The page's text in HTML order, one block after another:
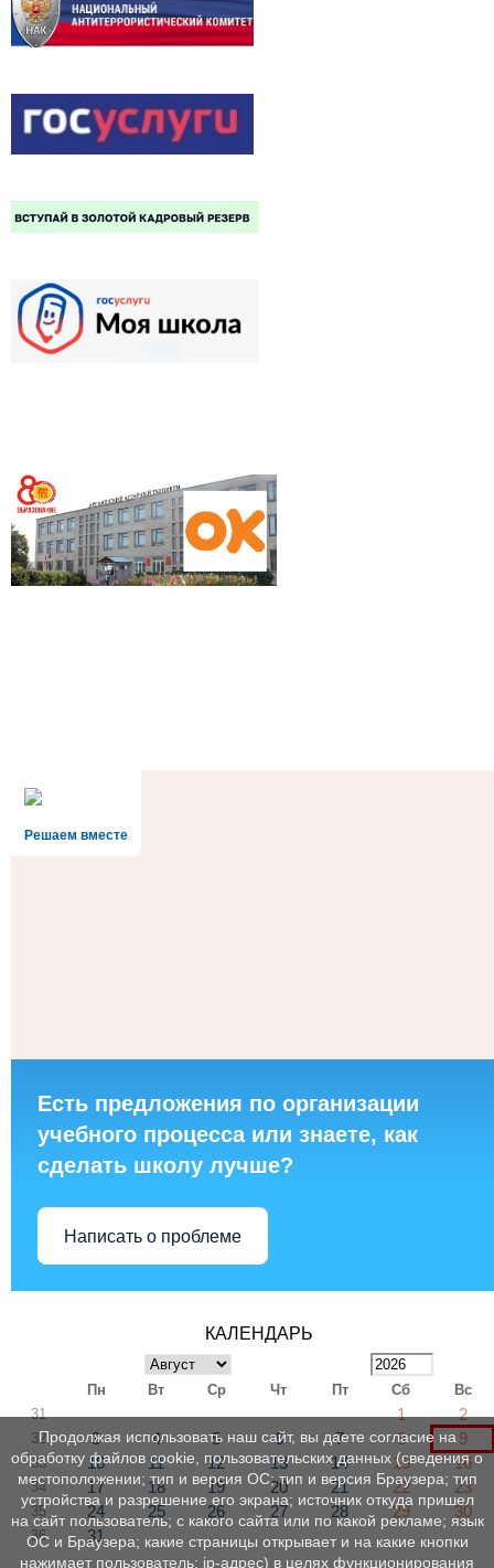
Решаем вместе
Есть предложения по организации
учебного процесса или знаете, как
сделать школу лучше?
Написать о проблеме
КАЛЕНДАРЬ
Пн Вт Ср Чт Пт Сб
Вс
31
1 2
32 3 4 5 6 7 8 9
33 10 11 12 13 14 15 16
34 17 18 19 20 21 22 23
35 24 25 26 27 28 29 30
36 31
Продолжая использовать наш сайт, вы даете согласие на
обработку файлов cookie, пользовательских данных (сведения о
местоположении; тип и версия ОС; тип и версия Браузера; тип
устройства и разрешение его экрана; источник откуда пришел
на сайт пользователь; с какого сайта или по какой рекламе; язык
ОС и Браузера; какие страницы открывает и на какие кнопки
нажимает пользователь; ip-адрес) в целях функционирования